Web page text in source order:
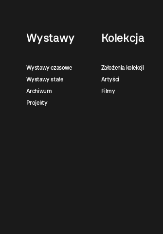
Wystawy
Wystawy czasowe
Wystawy stałe
Archiwum
Projekty
Kolekcja
Założenia kolekcji
Artyści
Filmy